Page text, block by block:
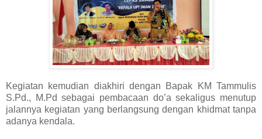
Kegiatan kemudian diakhiri dengan Bapak KM Tammulis
S.Pd., M.Pd sebagai pembacaan do’a sekaligus menutup
jalannya kegiatan yang berlangsung dengan khidmat tanpa
adanya kendala.